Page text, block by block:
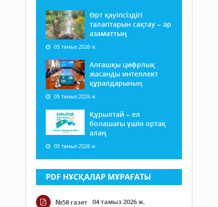
Өрт қауіпсіздігі
талаптарын сақтау – әр
азаматтың
05 тамыз 2026 ж.
Алғашқы цифрлық
жасанды интеллект
құралдарының
05 тамыз 2026 ж.
Құрылтай – ел
болашағы үшін ортақ
алаң
05 тамыз 2026 ж.
PDF НҰСҚАЛАР МҰРАҒАТЫ
№58 газет 04 тамыз 2026 ж.